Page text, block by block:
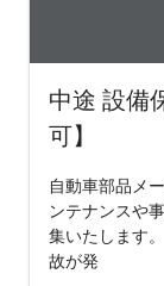
中途 設備
可】
自動車部品メ
ンテナンスや
集いたします
故が発